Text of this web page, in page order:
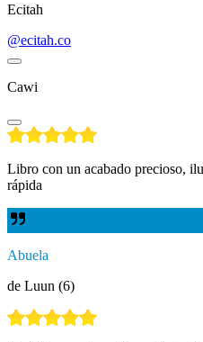
Ecitah
@ecitah.co
Cawi
Libro con un acabado precioso,
rápida
Abuela
de Luun (6)